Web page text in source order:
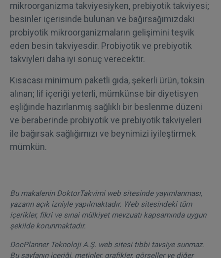
mikroorganizma takviyesiyken, prebiyotik takviyesi;
besinler içerisinde bulunan ve bağırsağımızdaki
probiyotik mikroorganizmaların gelişimini teşvik
eden besin takviyesdir. Probiyotik ve prebiyotik
takviyleri daha iyi sonuç verecektir.
Kısacası minimum paketli gıda, şekerli ürün, toksin
alınan; lif içeriği yeterli, mümkünse bir diyetisyen
eşliğinde hazırlanmış sağlıklı bir beslenme düzeni
ve beraberinde probiyotik ve prebiyotik takviyeleri
ile bağırsak sağlığımızı ve beynimizi iyileştirmek
mümkün.
Bu makalenin DoktorTakvimi web sitesinde yayımlanması,
yazarın açık izniyle yapılmaktadır. Web sitesindeki tüm
içerikler, fikri ve sınai mülkiyet mevzuatı kapsamında uygun
şekilde korunmaktadır.
DocPlanner Teknoloji A.Ş. web sitesi tıbbi tavsiye sunmaz.
Bu sayfanın içeriği, metinler, grafikler, görseller ve diğer